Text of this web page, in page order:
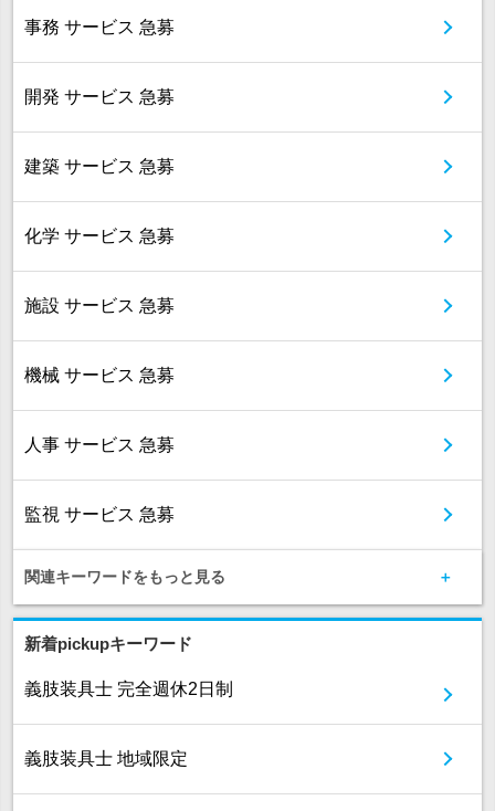
事務 サービス 急募
開発 サービス 急募
建築 サービス 急募
化学 サービス 急募
施設 サービス 急募
機械 サービス 急募
人事 サービス 急募
監視 サービス 急募
関連キーワードをもっと見る
新着pickupキーワード
義肢装具士 完全週休2日制
義肢装具士 地域限定